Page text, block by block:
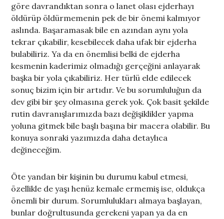
göre davrandıktan sonra o lanet olası ejderhayı
öldürüp öldürmemenin pek de bir önemi kalmıyor
aslında. Başaramasak bile en azından aynı yola
tekrar çıkabilir, kesebilecek daha ufak bir ejderha
bulabiliriz. Ya da en önemlisi belki de ejderha
kesmenin kaderimiz olmadığı gerçeğini anlayarak
başka bir yola çıkabiliriz. Her türlü elde edilecek
sonuç bizim için bir artıdır. Ve bu sorumluluğun da
dev gibi bir şey olmasına gerek yok. Çok basit şekilde
rutin davranışlarımızda bazı değişiklikler yapma
yoluna gitmek bile başlı başına bir macera olabilir. Bu
konuya sonraki yazımızda daha detaylıca
değineceğim.
Öte yandan bir kişinin bu durumu kabul etmesi,
özellikle de yaşı henüz kemale ermemiş ise, oldukça
önemli bir durum. Sorumlulukları almaya başlayan,
bunlar doğrultusunda gerekeni yapan ya da en